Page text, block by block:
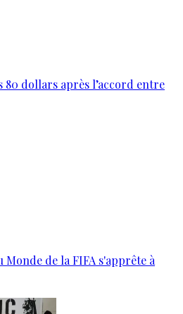
80 dollars après l’accord entre
de la FIFA s'apprête à